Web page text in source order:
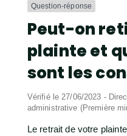
Question-réponse
Peut-on
plainte et
sont les
Vérifié le 27/06/2023 -
administrative (Première
Le retrait de votre